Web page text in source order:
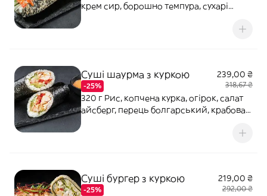
крем сир, борошно темпура, сухарі
майонез, цибуля зелена, кляр темпура
Суші шаурма з куркою
-25%
239,00 ₴
318,67 ₴
320 г Рис, копчена курка, огірок, салат
айсберг, перець болгарський, крабова
Суші бургер з куркою
-25%
219,00 ₴
292,00 ₴